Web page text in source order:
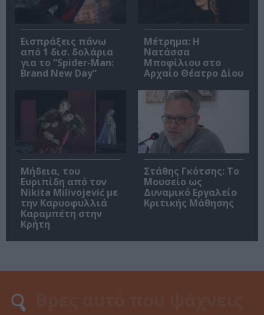
Εισπράξεις πάνω
από 1 δισ. δολάρια
για το “Spider-Man:
Brand New Day”
Μέτρημα: Η
Νατάσσα
Μποφίλιου στο
Αρχαίο Θέατρο Δίου
Μήδεια, του
Ευριπίδη από τον
Nikita Milivojević με
την Καρυοφυλλιά
Καραμπέτη στην
Κρήτη
Στάθης Γκότσης: Το
Μουσείο ως
Δυναμικό Εργαλείο
Κριτικής Μάθησης